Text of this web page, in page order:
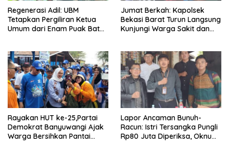
Regenerasi Adil: UBM
Tetapkan Pergiliran Ketua
Umum dari Enam Puak Batak
Jumat Berkah: Kapolsek
Bekasi Barat Turun Langsung
Kunjungi Warga Sakit dan
Rayakan HUT ke-25,Partai
Demokrat Banyuwangi Ajak
Warga Bersihkan Pantai
Lapor Ancaman Bunuh-
Racun: Istri Tersangka Pungli
Rp80 Juta Diperiksa, Oknum